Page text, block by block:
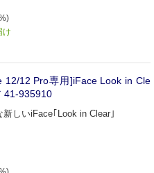
け
12/12 Pro専用]iFace Look in Cle
41-935910
しいiFace｢Look in Clear｣